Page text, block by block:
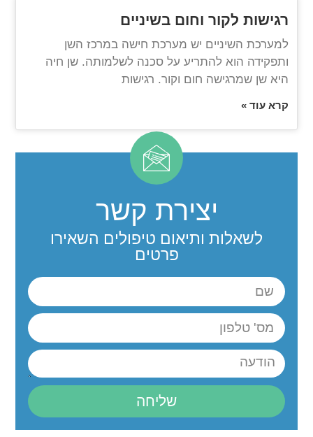
רגישות לקור וחום בשיניים
למערכת השיניים יש מערכת חישה במרכז השן
ותפקידה הוא להתריע על סכנה לשלמותה. שן חיה
היא שן שמרגישה חום וקור. רגישות
קרא עוד »
יצירת קשר
לשאלות ותיאום טיפולים השאירו
פרטים
שליחה